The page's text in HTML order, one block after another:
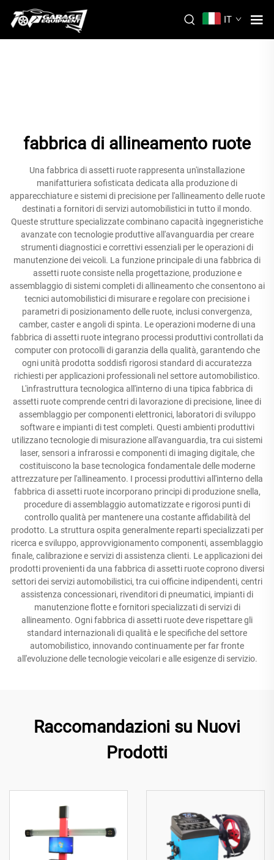
IT
fabbrica di allineamento ruote
Una fabbrica di assetti ruote rappresenta un'installazione
manifatturiera sofisticata dedicata alla produzione di
apparecchiature e sistemi di precisione per l'allineamento delle ruote
destinati a fornitori di servizi automobilistici in tutto il mondo.
Queste strutture specializzate combinano capacità ingegneristiche
avanzate con tecnologie produttive all'avanguardia per creare
strumenti diagnostici e correttivi essenziali per le operazioni di
manutenzione dei veicoli. La funzione principale di una fabbrica di
assetti ruote consiste nella progettazione, produzione e
assemblaggio di sistemi completi di allineamento che consentono ai
tecnici automobilistici di misurare e regolare con precisione i
parametri di posizionamento delle ruote, inclusi convergenza,
camber, caster e angoli di spinta. Le operazioni moderne di una
fabbrica di assetti ruote integrano processi produttivi controllati da
computer con protocolli di garanzia della qualità, garantendo che
ogni unità prodotta soddisfi rigorosi standard di accuratezza
richiesti per applicazioni professionali nel settore automobilistico.
L'infrastruttura tecnologica all'interno di una tipica fabbrica di
assetti ruote comprende centri di lavorazione di precisione, linee di
assemblaggio per componenti elettronici, laboratori di sviluppo
software e impianti di test completi. Questi ambienti produttivi
utilizzano tecnologie di misurazione all'avanguardia, tra cui sistemi
laser, sensori a infrarossi e componenti di imaging digitale, che
costituiscono la base tecnologica fondamentale delle moderne
attrezzature per l'allineamento. I processi produttivi all'interno della
fabbrica di assetti ruote incorporano principi di produzione snella,
procedure di assemblaggio automatizzate e rigorosi punti di
controllo qualità per mantenere una costante affidabilità del
prodotto. La struttura ospita generalmente reparti specializzati per
ricerca e sviluppo, approvvigionamento componenti, assemblaggio
finale, calibrazione e servizi di assistenza clienti. Le applicazioni dei
prodotti provenienti da una fabbrica di assetti ruote coprono diversi
settori dei servizi automobilistici, tra cui officine indipendenti, centri
assistenza concessionari, rivenditori di pneumatici, impianti di
manutenzione flotte e fornitori specializzati di servizi di
allineamento. Ogni fabbrica di assetti ruote deve rispettare gli
standard internazionali di qualità e le specifiche del settore
automobilistico, innovando continuamente per far fronte
all'evoluzione delle tecnologie veicolari e alle esigenze di servizio.
Raccomandazioni su Nuovi
Prodotti